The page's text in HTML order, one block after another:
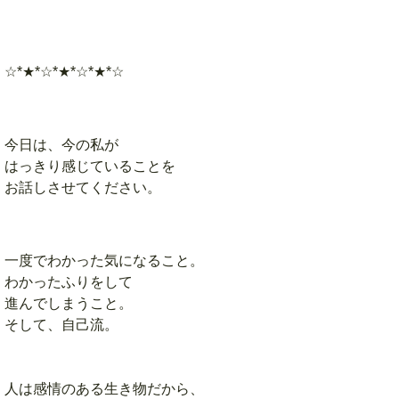
☆*★*☆*★*☆*★*☆
今日は、今の私が
はっきり感じていることを
お話しさせてください。
一度でわかった気になること。
わかったふりをして
進んでしまうこと。
そして、自己流。
人は感情のある生き物だから、